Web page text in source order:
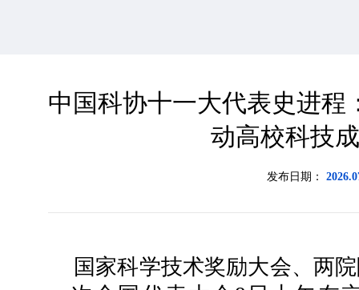
中国科协十一大代表史进程
动高校科技
发布日期：
国家科学技术奖励大会、两